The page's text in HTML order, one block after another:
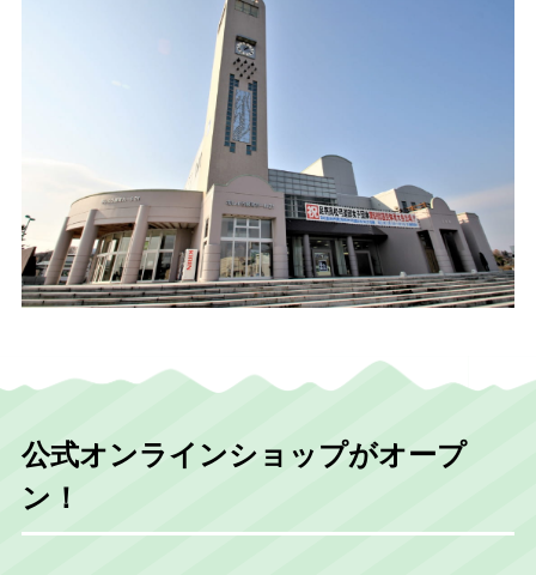
公式オンラインショップがオープ
ン！